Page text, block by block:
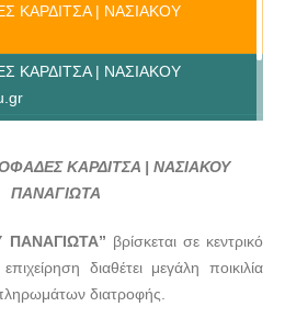
ΚΑΡΔΙΤΣΑ | ΝΑΣΙΑΚΟΥ
ΚΑΡΔΙΤΣΑ | ΝΑΣΙΑΚΟΥ
ΚΑΡΔΙΤΣΑ | ΝΑΣΙΑΚΟΥ
ΚΑΡΔΙΤΣΑ | ΝΑΣΙΑΚΟΥ
ΠΑΝΑΓΙΩΤΑ
ΠΑΝΑΓΙΩΤΑ” βρίσκεται σε κεντρικό
διαθέτει μεγάλη ποικιλία
διατροφής.